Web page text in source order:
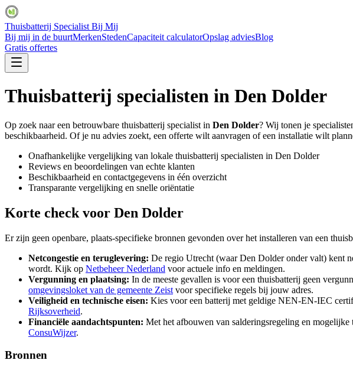
Thuisbatterij Specialist Bij Mij
Bij mij in de buurtMerkenStedenCapaciteit calculatorOpslag adviesBlog
Gratis offertes
Thuisbatterij specialisten in Den Dolder
Op zoek naar een betrouwbare thuisbatterij specialist in Den Dolder? Wij tonen je
beschikbaarheid. Of je nu advies zoekt, een offerte wilt aanvragen of een installatie wilt
Onafhankelijke vergelijking van lokale thuisbatterij specialisten in Den Dolder
Reviews en beoordelingen van echte klanten
Beschikbaarheid en contactgegevens in één overzicht
Transparante vergelijking en snelle oriëntatie
Korte check voor Den Dolder
Er zijn geen openbare, plaats-specifieke bronnen gevonden over het installeren van een
Netcongestie en teruglevering: De regio Utrecht (waar Den Dolder onder valt) kent
wordt. Kijk op Netbeheer Nederland voor actuele info en meldingen.
Vergunning en plaatsing: In de meeste gevallen is voor een thuisbatterij geen
omgevingsloket van de gemeente Zeist voor specifieke regels bij jouw adres.
Veiligheid en technische eisen: Kies voor een batterij met geldige NEN-EN-IEC
Rijksoverheid.
Financiële aandachtspunten: Met het afbouwen van salderingsregeling en
ConsuWijzer.
Bronnen